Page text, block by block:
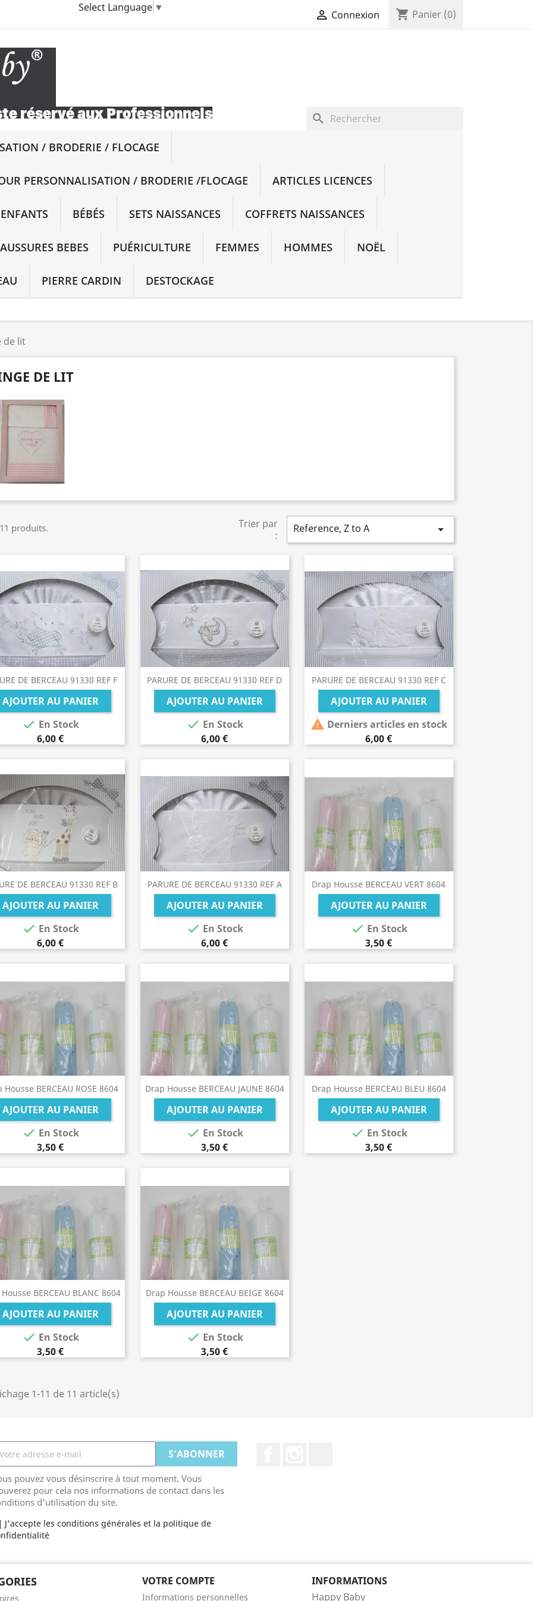
Select Language ▼
 Connexion shopping_cart Panier (0)
search
/ BRODERIE / FLOCAGE
PERSONNALISATION / BRODERIE /FLOCAGE ARTICLES LICENCES
ENFANTS BÉBÉS SETS NAISSANCES COFFRETS NAISSANCES
BEBES PUÉRICULTURE FEMMES HOMMES NOËL
PIERRE CARDIN DESTOCKAGE
de lit
DE LIT
produits.
Trier par
:
Reference, Z to A 
DE BERCEAU 91330 REF F
AJOUTER AU PANIER
 En Stock
6,00 €
PARURE DE BERCEAU 91330 REF D
AJOUTER AU PANIER
 En Stock
6,00 €
PARURE DE BERCEAU 91330 REF C
AJOUTER AU PANIER
 Derniers articles en stock
6,00 €
DE BERCEAU 91330 REF B
AJOUTER AU PANIER
 En Stock
6,00 €
PARURE DE BERCEAU 91330 REF A
AJOUTER AU PANIER
 En Stock
6,00 €
Drap Housse BERCEAU VERT 8604
AJOUTER AU PANIER
 En Stock
3,50 €
Housse BERCEAU ROSE 8604
AJOUTER AU PANIER
 En Stock
3,50 €
Drap Housse BERCEAU JAUNE 8604
AJOUTER AU PANIER
 En Stock
3,50 €
Drap Housse BERCEAU BLEU 8604
AJOUTER AU PANIER
 En Stock
3,50 €
BERCEAU BLANC 8604
AJOUTER AU PANIER
 En Stock
3,50 €
Drap Housse BERCEAU BEIGE 8604
AJOUTER AU PANIER
 En Stock
3,50 €
1-11 de 11 article(s)
pouvez vous désinscrire à tout moment. Vous
pour cela nos informations de contact dans les
d'utilisation du site.
J'accepte les conditions générales et la politique de
VOTRE COMPTE
Informations personnelles
INFORMATIONS
Happy Baby